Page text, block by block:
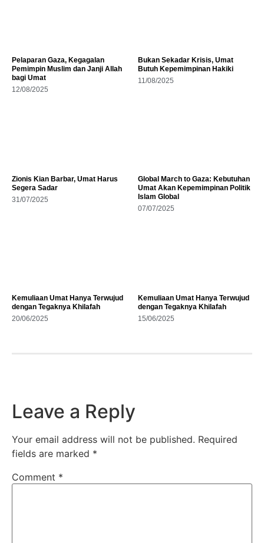
Pelaparan Gaza, Kegagalan
Pemimpin Muslim dan Janji Allah
bagi Umat
12/08/2025
Bukan Sekadar Krisis, Umat
Butuh Kepemimpinan Hakiki
11/08/2025
Zionis Kian Barbar, Umat Harus
Segera Sadar
31/07/2025
Global March to Gaza: Kebutuhan
Umat Akan Kepemimpinan Politik
Islam Global
07/07/2025
Kemuliaan Umat Hanya Terwujud
dengan Tegaknya Khilafah
20/06/2025
Kemuliaan Umat Hanya Terwujud
dengan Tegaknya Khilafah
15/06/2025
Leave a Reply
Your email address will not be published. Required
fields are marked *
Comment *